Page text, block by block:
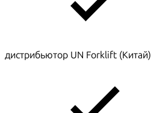
дистрибьютор UN Forklift (Китай)